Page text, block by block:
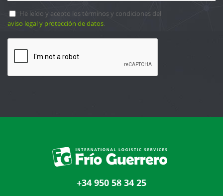
He leído y acepto los términos y condiciones del
aviso legal y protección de datos.
+34 950 58 34 25